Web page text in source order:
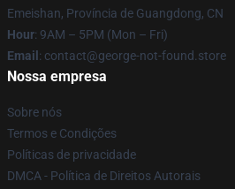
Emeishan, Província de Guangdong, CN
Hour: 9AM – 5PM (Mon – Fri)
Email : contact@george-not-found.store
Nossa empresa
Sobre nós
Termos e Condições
Políticas de privacidade
DMCA - Política de Direitos Autorais